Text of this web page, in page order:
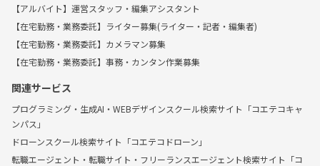
【アルバイト】運営スタッフ・編集アシスタント
【在宅勤務・業務委託】ライター募集(ライター・記者・編集者)
【在宅勤務・業務委託】カメラマン募集
【在宅勤務・業務委託】事務・カンタン作業募集
関連サービス
プログラミング・生成AI・WEBデザインスクール検索サイト「コエテコキャ
ンパス」
ドローンスクール検索サイト「コエテコドローン」
転職エージェント・転職サイト・フリーランスエージェント検索サイト「コ